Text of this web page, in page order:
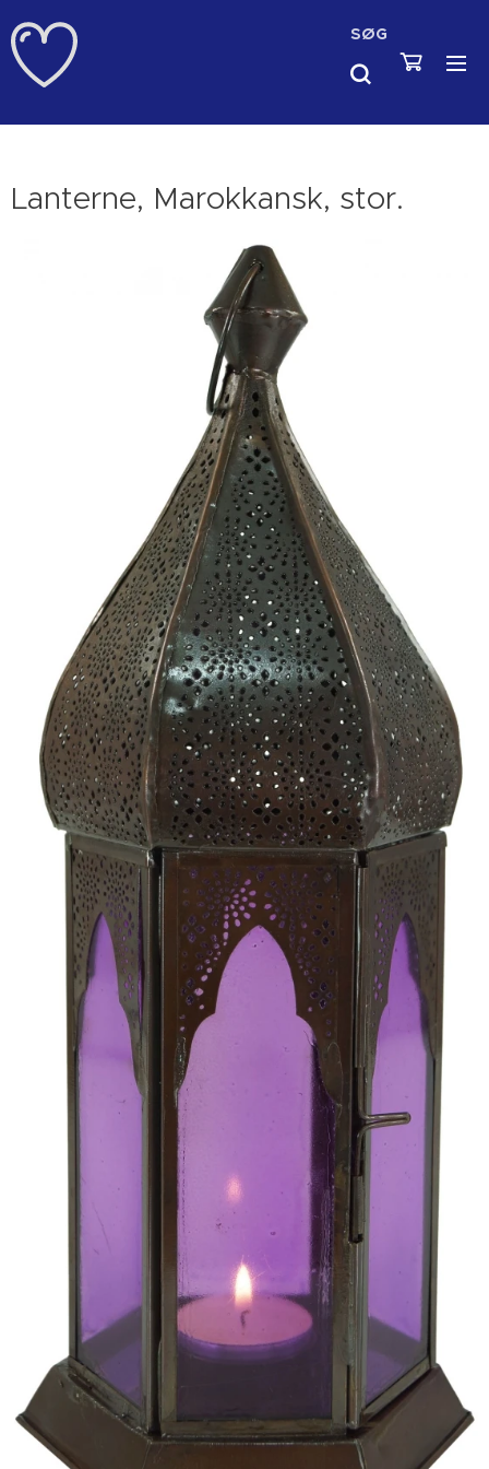
SØG
Lanterne, Marokkansk, stor.